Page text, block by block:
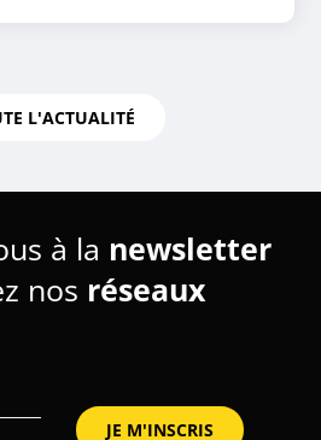
L'ACTUALITÉ
à la newsletter
nos réseaux